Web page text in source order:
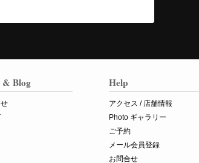
& Blog Help
アクセス / 店舗情報
Photo ギャラリー
ご予約
メール会員登録
お問合せ